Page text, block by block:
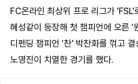
FC온라인 최상위 프로 리그가 'FSL'
혜성같이 등장해 첫 챔피언에 오른 '
디펜딩 챔피언 '찬' 박찬화를 꺾고
노영진이 치열한 경기를 했다.